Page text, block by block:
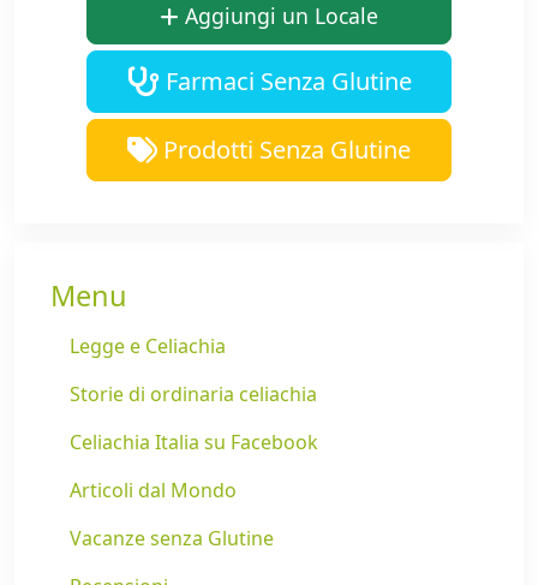
Aggiungi un Locale
Farmaci Senza Glutine
Prodotti Senza Glutine
Menu
Legge e Celiachia
Storie di ordinaria celiachia
Celiachia Italia su Facebook
Articoli dal Mondo
Vacanze senza Glutine